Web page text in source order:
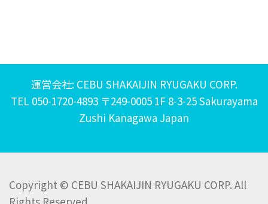
運営会社: CEBU SHAKAIJIN RYUGAKU CORP.
TEL 050-1720-4893 〒249-0005 1F 8-3-25 Sakurayama
Zushi Kanagawa Japan
Copyright © CEBU SHAKAIJIN RYUGAKU CORP. All